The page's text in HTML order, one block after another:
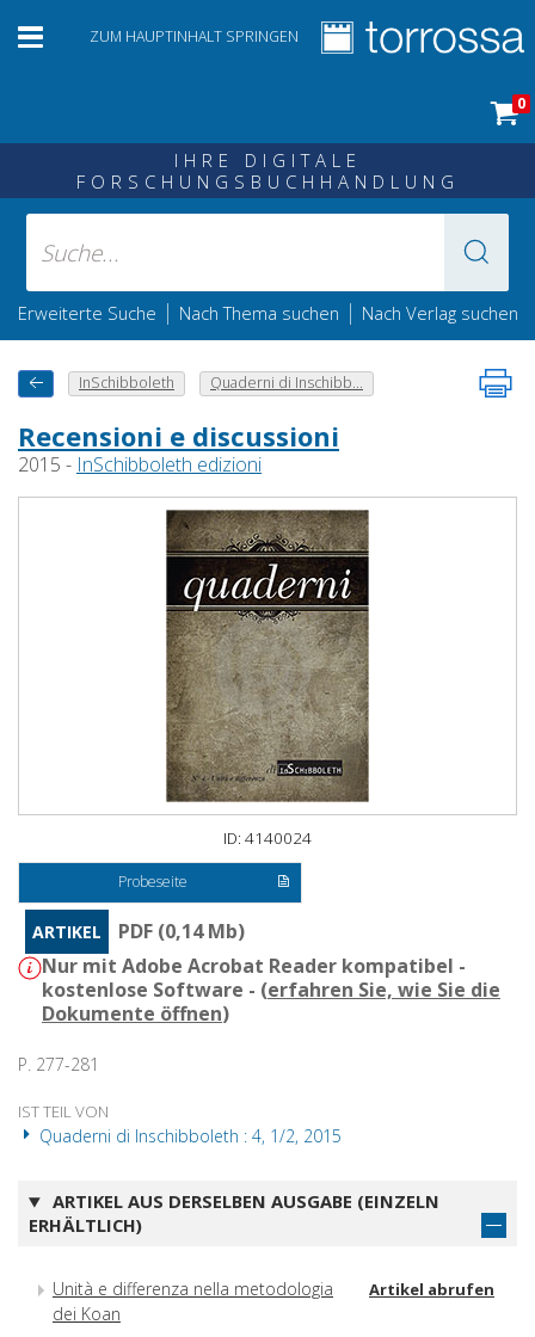
ZUM HAUPTINHALT SPRINGEN
0
IHRE DIGITALE
FORSCHUNGSBUCHHANDLUNG
Erweiterte Suche | Nach Thema suchen | Nach Verlag suchen
InSchibboleth Quaderni di Inschibb...
Recensioni e discussioni
2015 - InSchibboleth edizioni
ID: 4140024
Probeseite
ARTIKEL
PDF (0,14 Mb)
Nur mit Adobe Acrobat Reader kompatibel -
kostenlose Software - (erfahren Sie, wie Sie die
Dokumente öffnen)
P. 277-281
IST TEIL VON
Quaderni di Inschibboleth : 4, 1/2, 2015
ARTIKEL AUS DERSELBEN AUSGABE (EINZELN
ERHÄLTLICH)
Unità e differenza nella metodologia
dei Koan
Artikel abrufen